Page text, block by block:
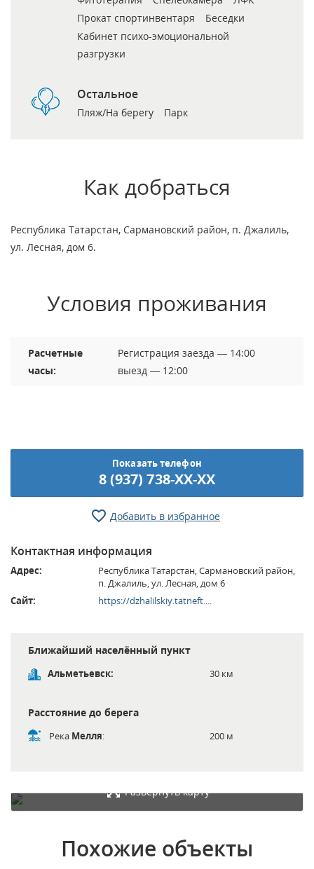
Прокат спортинвентаря
Беседки
Кабинет психо-эмоциональной
разгрузки
Остальное
Пляж/На берегу Парк
Как добраться
Республика Татарстан, Сармановский район, п. Джалиль,
ул. Лесная, дом 6.
Условия проживания
Расчетные
часы:
Регистрация заезда — 14:00
выезд — 12:00
Показать телефон
8 (937) 738-XX-XX
Добавить в избранное
Контактная информация
Адрес:
Республика Татарстан, Сармановский район,
п. Джалиль, ул. Лесная, дом 6
Сайт:
https://dzhalilskiy.tatneft....
Ближайший населённый пункт
Альметьевск: 30 км
Расстояние до берега
Река Мелля: 200 м
Развернуть карту
Похожие объекты